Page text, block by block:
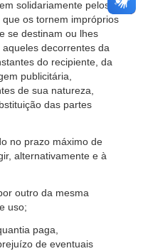
solidariamente pelos
os tornem impróprios
se destinam ou lhes
decorrentes da
do recipiente, da
publicitária,
de sua natureza,
das partes
no prazo máximo de
alternativamente e à
outro da mesma
uso;
paga,
de eventuais